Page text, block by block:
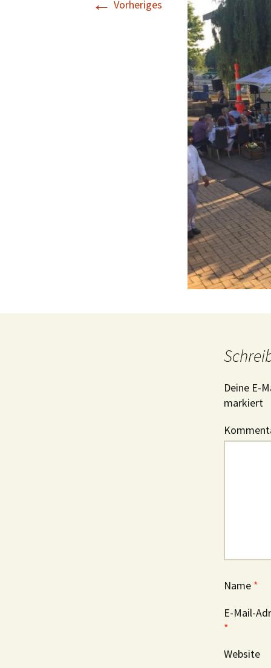
Vorheriges
Deine E-
markiert
Name *
E-Mail-
*
Website